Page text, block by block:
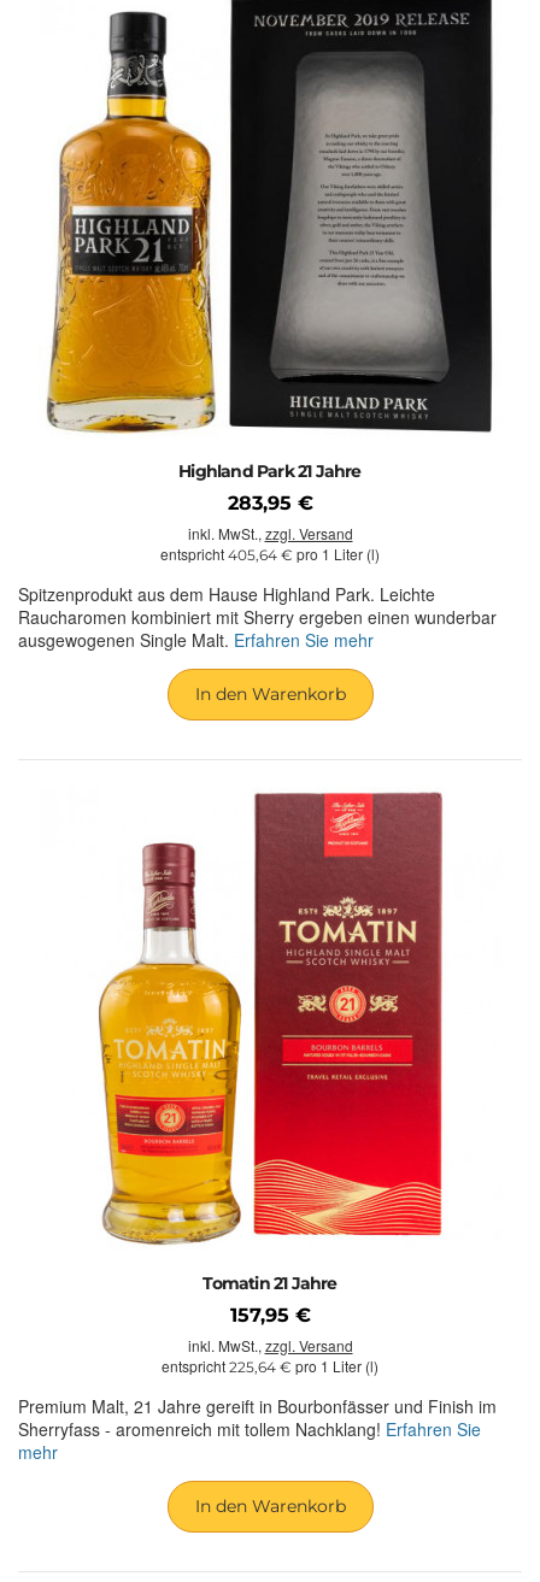
Highland Park 21 Jahre
283,95 €
inkl. MwSt., zzgl. Versand
entspricht 405,64 € pro 1 Liter (l)
Spitzenprodukt aus dem Hause Highland Park. Leichte
Raucharomen kombiniert mit Sherry ergeben einen wunderbar
ausgewogenen Single Malt. Erfahren Sie mehr
In den Warenkorb
Tomatin 21 Jahre
157,95 €
inkl. MwSt., zzgl. Versand
entspricht 225,64 € pro 1 Liter (l)
Premium Malt, 21 Jahre gereift in Bourbonfässer und Finish im
Sherryfass - aromenreich mit tollem Nachklang! Erfahren Sie
mehr
In den Warenkorb